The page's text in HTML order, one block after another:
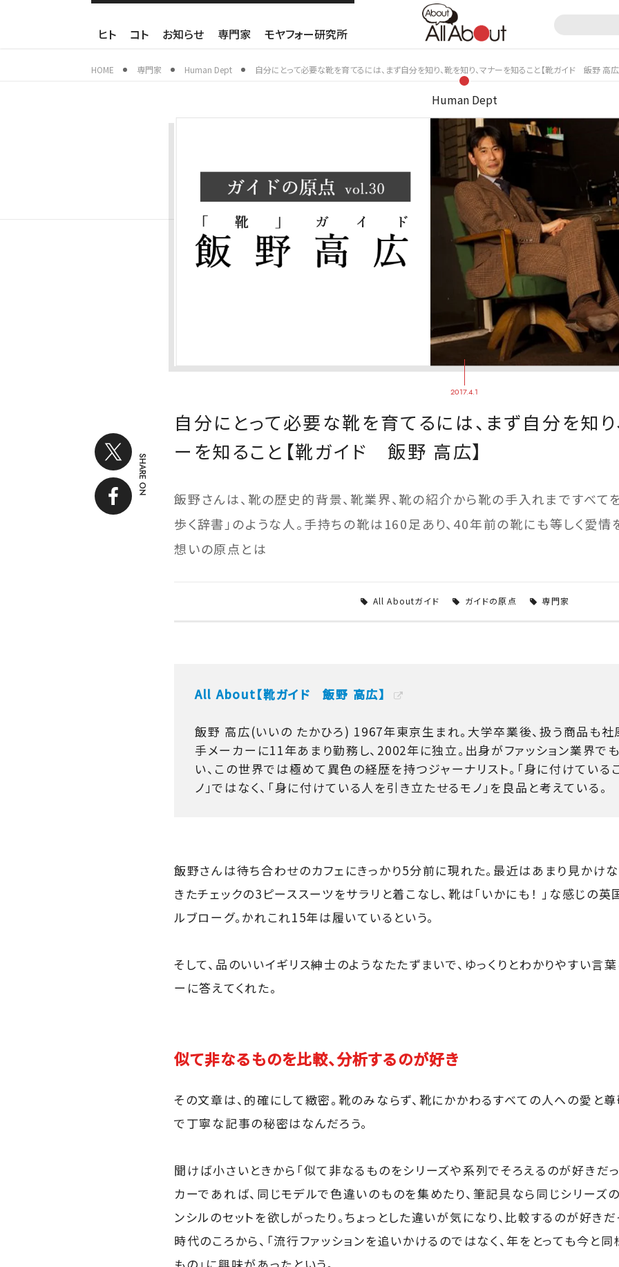
ヒト コト お知らせ 専門家 モヤフォー研究所
HOME 専門家 Human Dept 自分にとって必要な靴を育てるには、まず自分を知り、靴を知り、マナーを知ること【靴ガイド 飯野 高広
Human Dept
2017.4.1
SHARE ON
自分にとって必要な靴を育てるには、まず自分を知り
ーを知ること【靴ガイド 飯野 高広】
飯野さんは、靴の歴史的背景、靴業界、靴の紹介から靴の手入れまですべて
歩く辞書」のような人。手持ちの靴は160足あり、40年前の靴にも等しく愛情
想いの原点とは
All Aboutガイド ガイドの原点 専門家
All About【靴ガイド 飯野 高広】
飯野 高広(いいの たかひろ) 1967年東京生まれ。大学卒業後、扱う商品も
手メーカーに11年あまり勤務し、2002年に独立。出身がファッション業界で
い、この世界では極めて異色の経歴を持つジャーナリスト。「身に付けてい
ノ」ではなく、「身に付けている人を引き立たせるモノ」を良品と考えている。
飯野さんは待ち合わせのカフェにきっかり5分前に現れた。最近はあまり見かけ
きたチェックの3ピーススーツをサラリと着こなし、靴は「いかにも！ 」な感じの
ルブローグ。かれこれ15年は履いているという。
そして、品のいいイギリス紳士のようなたたずまいで、ゆっくりとわかりやすい言
ーに答えてくれた。
似て非なるものを比較、分析するのが好き
その文章は、的確にして緻密。靴のみならず、靴にかかわるすべての人への愛と
で丁寧な記事の秘密はなんだろう。
聞けば小さいときから「似て非なるものをシリーズや系列でそろえるのが好きだっ
カーであれば、同じモデルで色違いのものを集めたり、筆記具なら同じシリーズ
ンシルのセットを欲しがったり。ちょっとした違いが気になり、比較するのが好きだ
時代のころから、「流行ファッションを追いかけるのではなく、年をとっても今と